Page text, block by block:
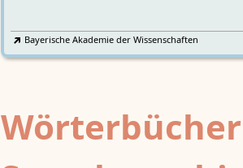
Bayerische Akademie der Wissenschaften